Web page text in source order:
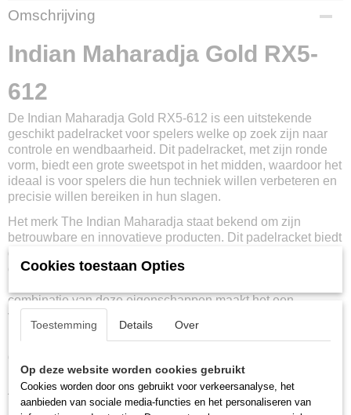
Productcode
399796
EAN code
8720663578655
192640109
Omschrijving
Indian Maharadja Gold RX5-
612
De Indian Maharadja Gold RX5-612 is een uitstekende
geschikt padelracket voor spelers welke op zoek zijn naar
controle en wendbaarheid. Dit padelracket, met zijn ronde
vorm, biedt een grote sweetspot in het midden, waardoor het
ideaal is voor spelers die hun techniek willen verbeteren en
precisie willen bereiken in hun slagen.
Het merk The Indian Maharadja staat bekend om zijn
betrouwbare en innovatieve producten. Dit padelracket biedt
dan ook een uitstekende balans tussen comfort en prestatie,
dit door de ronde vorm welke ervoor zorgt dat je een
combinatie van deze eigenschappen maakt het een
veelzijdige keuze voor verschillende speelstijlen.
Met zijn comfortabele grip en uitgebalanceerde ontwerp is
naar een vergevingsgezind maar toch responsief racket. Of
je nu een beginnende speler bent of een meer ervaren
padelspeler, dit racket ondersteunt je spel met een
Cookies toestaan Opties
Toestemming Details Over
Op deze website worden cookies gebruikt
Cookies worden door ons gebruikt voor verkeersanalyse, het
aanbieden van sociale media-functies en het personaliseren van